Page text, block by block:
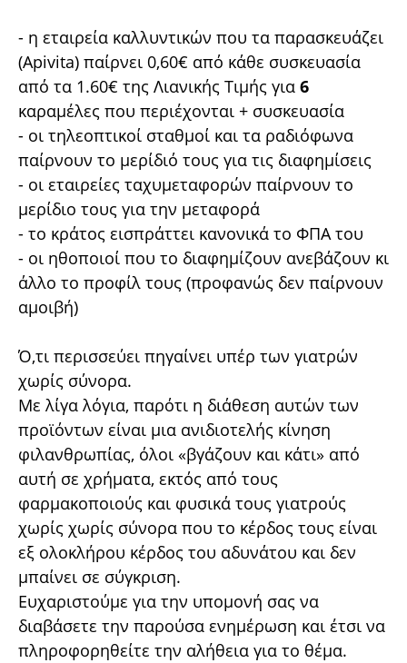
- η εταιρεία καλλυντικών που τα παρασκευάζει
(Apivita) παίρνει 0,60€ από κάθε συσκευασία
από τα 1.60€ της Λιανικής Τιμής για 6
καραμέλες που περιέχονται + συσκευασία
- οι τηλεοπτικοί σταθμοί και τα ραδιόφωνα
παίρνουν το μερίδιό τους για τις διαφημίσεις
- οι εταιρείες ταχυμεταφορών παίρνουν το
μερίδιο τους για την μεταφορά
- το κράτος εισπράττει κανονικά το ΦΠΑ του
- οι ηθοποιοί που το διαφημίζουν ανεβάζουν κι
άλλο το προφίλ τους (προφανώς δεν παίρνουν
αμοιβή)
Ό,τι περισσεύει πηγαίνει υπέρ των γιατρών
χωρίς σύνορα.
Με λίγα λόγια, παρότι η διάθεση αυτών των
προϊόντων είναι μια ανιδιοτελής κίνηση
φιλανθρωπίας, όλοι «βγάζουν και κάτι» από
αυτή σε χρήματα, εκτός από τους
φαρμακοποιούς και φυσικά τους γιατρούς
χωρίς χωρίς σύνορα που το κέρδος τους είναι
εξ ολοκλήρου κέρδος του αδυνάτου και δεν
μπαίνει σε σύγκριση.
Ευχαριστούμε για την υπομονή σας να
διαβάσετε την παρούσα ενημέρωση και έτσι να
πληροφορηθείτε την αλήθεια για το θέμα.